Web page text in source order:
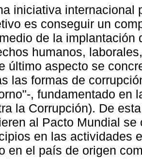
iniciativa internacional
es conseguir un
de la implantación
humanos,
último aspecto se
las formas de
, fundamentado en
la Corrupción). De
al Pacto Mundial
en las actividades
en el país de origen